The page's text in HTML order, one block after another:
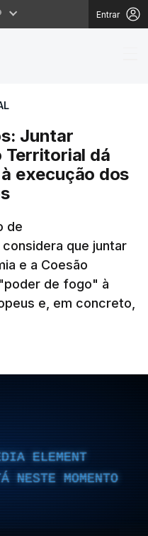
Entrar
Juntar
Territorial dá
execução dos
de
considera que juntar
e a Coesão
de fogo" à
e, em concreto,
ELEMENT
NESTE MOMENTO